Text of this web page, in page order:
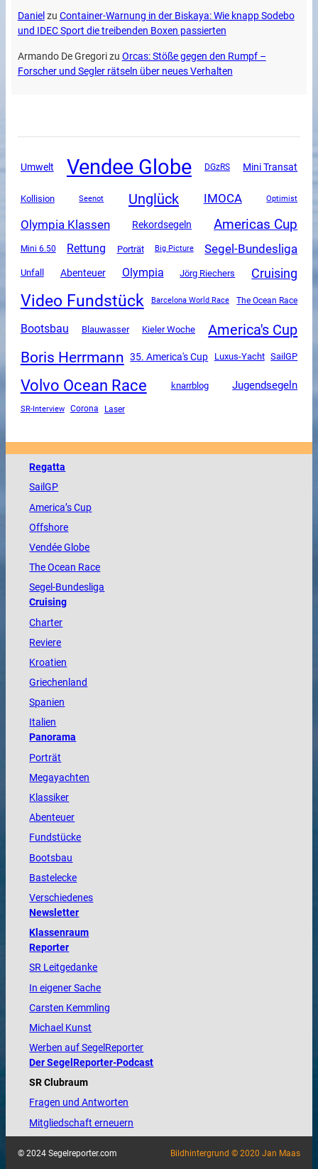
Daniel zu Container-Warnung in der Biskaya: Wie knapp Sodebo
und IDEC Sport die treibenden Boxen passierten
Armando De Gregorizu Orcas: Stöße gegen den Rumpf –
Forscher und Segler rätseln über neues Verhalten
Umwelt Vendee Globe DGzRS Mini Transat
Kollision Seenot Unglück IMOCA Optimist
Olympia Klassen Rekordsegeln Americas Cup
Mini 6.50 Rettung Porträt Big Picture Segel-Bundesliga
Unfall Abenteuer Olympia Jörg Riechers Cruising
Video Fundstück Barcelona World Race The Ocean Race
Bootsbau Blauwasser Kieler Woche America's Cup
Boris Herrmann 35. America's Cup Luxus-Yacht SailGP
Volvo Ocean Race knarrblog Jugendsegeln
SR-Interview Corona Laser
Regatta
SailGP
America’s Cup
Offshore
VendéeGlobe
TheOcean Race
Segel-Bundesliga
Cruising
Charter
Reviere
Kroatien
Griechenland
Spanien
Italien
Panorama
Porträt
Megayachten
Klassiker
Abenteuer
Fundstücke
Bootsbau
Bastelecke
Verschiedenes
Newsletter
Klassenraum
Reporter
SR Leitgedanke
In eigener Sache
Carsten Kemmling
Michael Kunst
Werben auf SegelReporter
Der SegelReporter-Podcast
SR Clubraum
Fragen und Antworten
Mitgliedschaft erneuern
© 2024 Segelreporter.com Bildhintergrund © 2020 Jan Maas